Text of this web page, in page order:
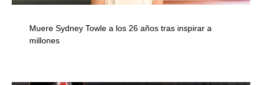
Muere Sydney Towle a los 26 años tras inspirar a
millones